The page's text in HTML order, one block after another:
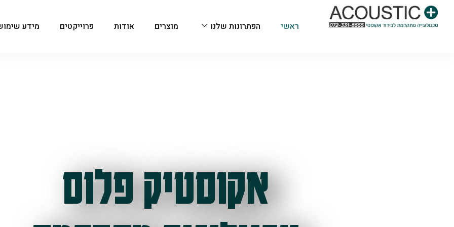
ראשי הפתרונות שלנו מוצרים אודות פרוייקטים מידע
אקוסטיק פלוס